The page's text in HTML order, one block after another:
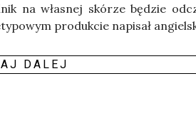
na wła­snej skó­rze będzie
pro­duk­cie napi­sał
DALEJ